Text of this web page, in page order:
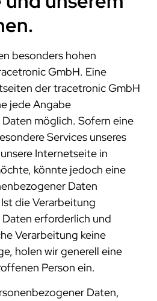
besonders hohen
GmbH. Eine
der tracetronic GmbH
jede Angabe
möglich. Sofern eine
Services unseres
Internetseite in
könnte jedoch eine
Daten
die Verarbeitung
erforderlich und
Verarbeitung keine
holen wir generell eine
Person ein.
Daten,